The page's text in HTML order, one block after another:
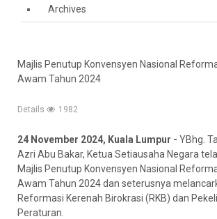
Archives
Majlis Penutup Konvensyen Nasional
Awam Tahun 2024
Details 1982
24 November 2024, Kuala Lumpur - YBhg.
Azri Abu Bakar, Ketua Setiausaha Negara
Majlis Penutup Konvensyen Nasional
Awam Tahun 2024 dan seterusnya
Reformasi Kerenah Birokrasi (RKB) dan
Peraturan.